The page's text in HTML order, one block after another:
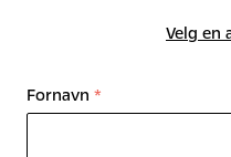
Velg en
Fornavn *